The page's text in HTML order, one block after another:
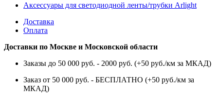
Аксессуары для светодиодной ленты/трубки Arlight
Доставка
Оплата
Доставки по Москве и Московской области
Заказы до 50 000 руб. - 2000 руб. (+50 руб./км за МКАД)
Заказ от 50 000 руб. - БЕСПЛАТНО (+50 руб./км за
МКАД)